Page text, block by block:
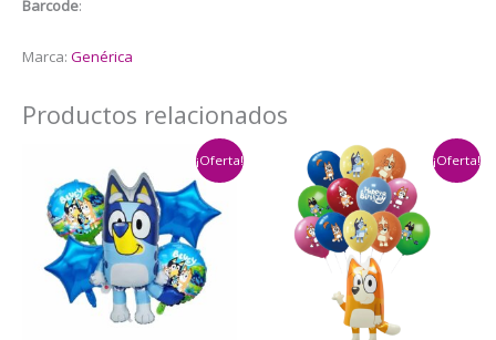
Barcode:
Marca: Genérica
Productos relacionados
¡Oferta! ¡Oferta!